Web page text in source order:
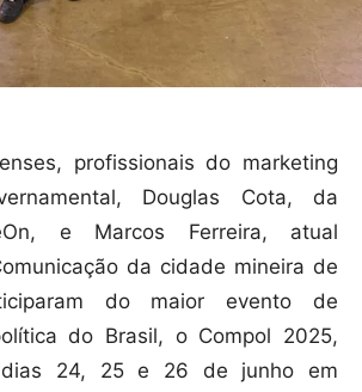
profissionais do marketing
Douglas Cota, da
e Marcos Ferreira, atual
da cidade mineira de
do maior evento de
do Brasil, o Compol 2025,
dias 24, 25 e 26 de junho em